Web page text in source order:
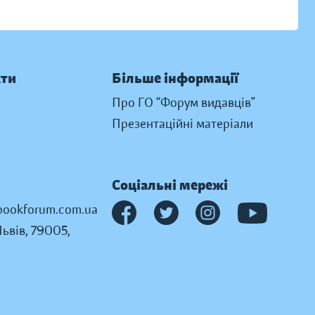
Більше інформації
Про ГО “Форум видавців”
Презентаційні матеріали
79005,
Соціальні мережі